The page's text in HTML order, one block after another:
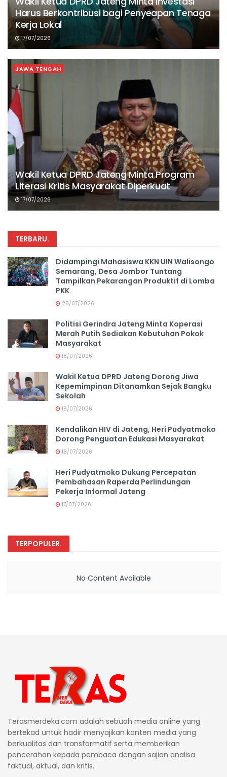
Harus Berkontribusi bagi Penyeapan Tenaga
Kerja Lokal
17/07/2026
JAWA TENGAH
Wakil Ketua DPRD Jateng Minta Program
Literasi Kritis Masyarakat Diperkuat
17/07/2026
TERBARU.
Didampingi Mahasiswa KKN UIN Walisongo
Semarang, Desa Jombor Tuntang
Tampilkan Pekarangan Produktif di Lomba
PKK
29/07/2026
Politisi Gerindra Jateng Minta Koperasi
Merah Putih Sediakan Kebutuhan Pokok
Masyarakat
18/07/2026
Wakil Ketua DPRD Jateng Dorong Jiwa
Kepemimpinan Ditanamkan Sejak Bangku
Sekolah
18/07/2026
Kendalikan HIV di Jateng, Heri Pudyatmoko
Dorong Penguatan Edukasi Masyarakat
18/07/2026
Heri Pudyatmoko Dukung Percepatan
Pembahasan Raperda Perlindungan
Pekerja Informal Jateng
17/07/2026
TERPOPULER.
No Content Available
Terasmerdeka.com adalah sebuah media online yang
bertekad untuk hadir menyajikan konten media yang
berkualitas dan transformatif serta memberikan
pencerahan kepada pembaca dengan sajian analisa
faktual, aktual, dan kritis.